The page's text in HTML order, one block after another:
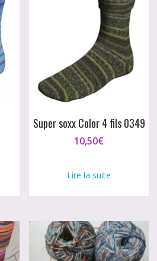
Super soxx Color 4 fils 0349
10,50€
Lire la suite